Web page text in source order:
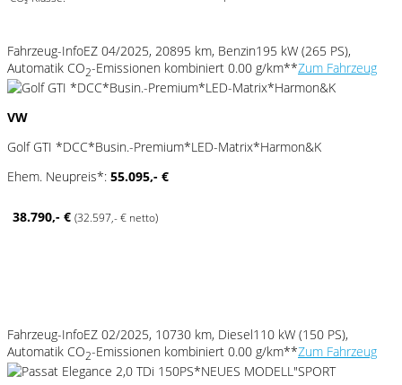
Fahrzeug-InfoEZ 04/2025, 20895 km, Benzin195 kW (265 PS),
Automatik CO2-Emissionen kombiniert 0.00 g/km**Zum Fahrzeug
VW
Golf GTI *DCC*Busin.-Premium*LED-Matrix*Harmon&K
Ehem. Neupreis*: 55.095,- €
38.790,- € (32.597,- € netto)
Fahrzeug-InfoEZ 02/2025, 10730 km, Diesel110 kW (150 PS),
Automatik CO2-Emissionen kombiniert 0.00 g/km**Zum Fahrzeug